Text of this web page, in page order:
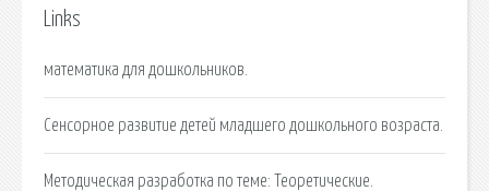
Links
математика для дошкольников.
Сенсорное развитие детей младшего дошкольного возраста.
Методическая разработка по теме: Теоретические.